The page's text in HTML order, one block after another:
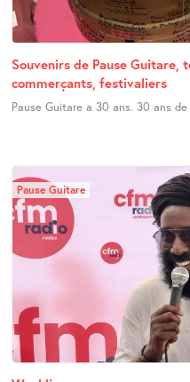
Souvenirs de Pause Guitare,
commerçants, festivaliers
Pause Guitare a 30 ans. 30 ans
Pause Guitare